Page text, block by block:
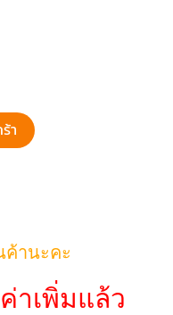
า
านะคะ
าเพิ่มแล้ว